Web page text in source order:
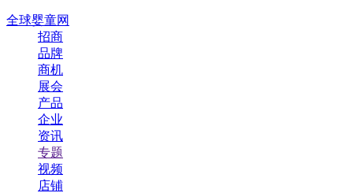
全球婴童网
招商
品牌
商机
展会
产品
企业
资讯
专题
视频
店铺